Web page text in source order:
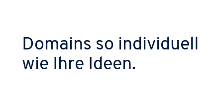
Domains so individuell
wie Ihre Ideen.